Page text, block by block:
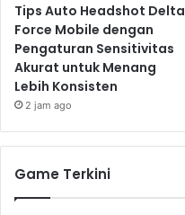
Tips Auto Headshot Delta
Force Mobile dengan
Pengaturan Sensitivitas
Akurat untuk Menang
Lebih Konsisten
2 jam ago
Game Terkini